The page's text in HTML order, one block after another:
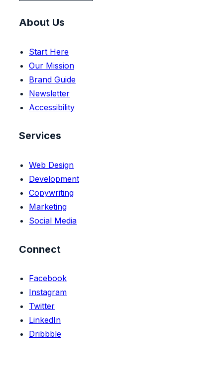
About Us
Start Here
Our Mission
Brand Guide
Newsletter
Accessibility
Services
Web Design
Development
Copywriting
Marketing
Social Media
Connect
Facebook
Instagram
Twitter
LinkedIn
Dribbble